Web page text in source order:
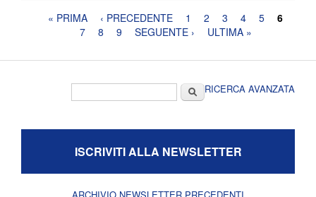
Pagine« PRIMA ‹ PRECEDENTE 1 2 3 4 5
6
7
8 9 SEGUENTE › ULTIMA »
CercaRICERCA AVANZATA
ISCRIVITI ALLA NEWSLETTER